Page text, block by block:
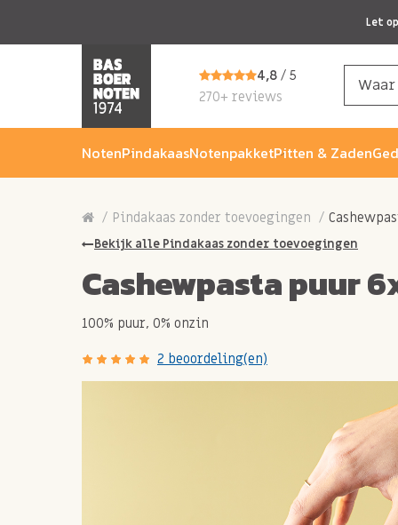
Let
4,8/ 5
270+ reviews
NotenPindakaasNotenpakketPitten & Zaden
Pindakaas zonder toevoegingen
Bekijk alle Pindakaas zonder toevoegingen
Cashewpasta puur
100% puur, 0% onzin
2 beoordeling(en)